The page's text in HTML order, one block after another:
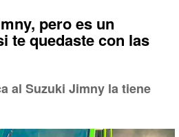
pero es un
te quedaste con las
al Suzuki Jimny la tiene